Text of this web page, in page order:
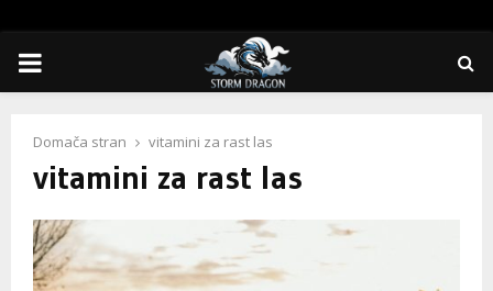
PRIMARY
Domača stran vitamini za rast las
vitamini za rast las